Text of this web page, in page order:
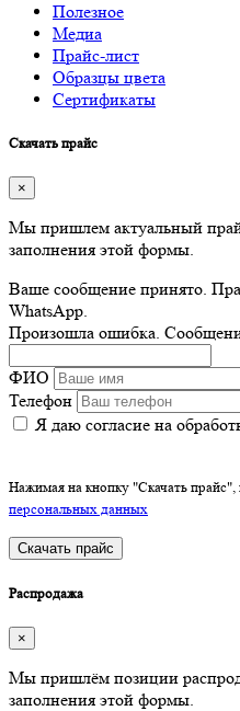
Полезное
Медиа
Прайс-лист
Образцы цвета
Сертификаты
Скачать прайс
×
Мы пришлем актуальный
заполнения этой формы.
Ваше сообщение принято.
WhatsApp.
Произошла ошибка.
ФИО
Телефон
Я даю согласие на
Нажимая на кнопку "Скачать прайс",
персональных данных
Скачать прайс
Распродажа
×
Мы пришлём позиции
заполнения этой формы.